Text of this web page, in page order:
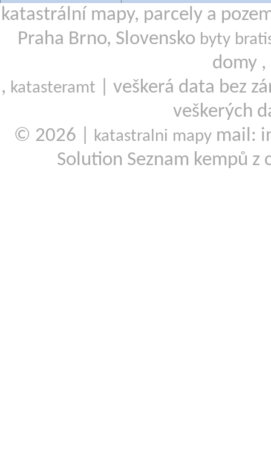
katastrální mapy, parcely a
Praha Brno, Slovensko byty
domy ,
, katasteramt
| veškerá data bez
veškerých
© 2026 |
katastralni mapy mail:
Solution Seznam kempů z